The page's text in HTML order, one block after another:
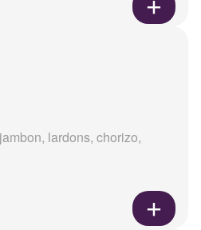
lardons, chorizo,